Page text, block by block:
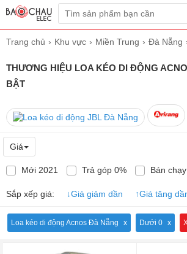
Trang chủ Khu vực Miền Trung Đà Nẵng
THƯƠNG HIỆU LOA KÉO DI ĐỘNG
BẬT
Giá
Mới 2021 Trả góp 0% Bán chạy
Sắp xếp giá: ↓Giá giảm dần ↑Giá tăng
Loa kéo di động Acnos Đà Nẵng Dưới 0